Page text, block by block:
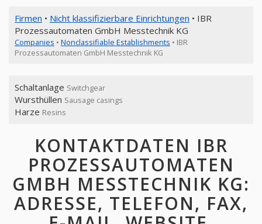
Firmen • Nicht klassifizierbare Einrichtungen • IBR
Prozessautomaten GmbH Messtechnik KG
Companies • Nonclassifiable Establishments • IBR
Prozessautomaten GmbH Messtechnik KG
Schaltanlage Switchgear
Wursthüllen Sausage casings
Harze Resins
KONTAKTDATEN IBR
PROZESSAUTOMATEN
GMBH MESSTECHNIK KG:
ADRESSE, TELEFON, FAX,